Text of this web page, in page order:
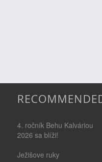
4. ročník Behu Kalváriou
2026 sa blíži!
Ježišove ruky